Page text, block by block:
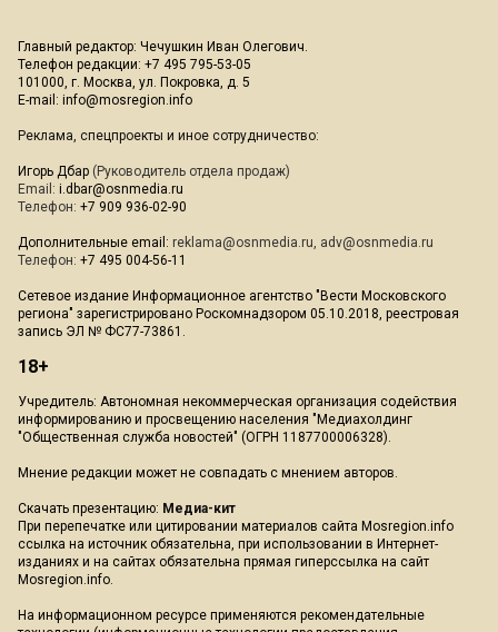
Главный редактор: Чечушкин Иван Олегович.
Телефон редакции: +7 495 795-53-05
101000, г. Москва, ул. Покровка, д. 5
E-mail: info@mosregion.info
Реклама, спецпроекты и иное сотрудничество:
Игорь Дбар (Руководитель отдела продаж)
Email: i.dbar@osnmedia.ru
Телефон: +7 909 936-02-90
Дополнительные email: reklama@osnmedia.ru, adv@osnmedia.ru
Телефон: +7 495 004-56-11
Сетевое издание Информационное агентство "Вести Московского
региона" зарегистрировано Роскомнадзором 05.10.2018, реестровая
запись ЭЛ № ФС77-73861.
18+
Учредитель: Автономная некоммерческая организация содействия
информированию и просвещению населения "Медиахолдинг
"Общественная служба новостей" (ОГРН 1187700006328).
Мнение редакции может не совпадать с мнением авторов.
Скачать презентацию: Медиа-кит
При перепечатке или цитировании материалов сайта Mosregion.info
ссылка на источник обязательна, при использовании в Интернет-
изданиях и на сайтах обязательна прямая гиперссылка на сайт
Mosregion.info.
На информационном ресурсе применяются рекомендательные